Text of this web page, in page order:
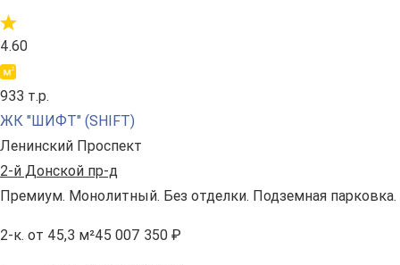
4.60
933 т.р.
ЖК "ШИФТ" (SHIFT)
Ленинский Проспект
2-й Донской пр-д
Премиум. Монолитный. Без отделки. Подземная парковка.
2-к. от 45,3 м²45 007 350 ₽